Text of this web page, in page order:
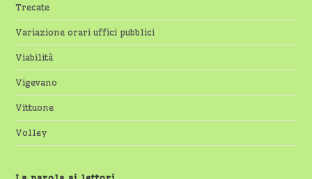
Trecate
Variazione orari uffici pubblici
Viabilità
Vigevano
Vittuone
Volley